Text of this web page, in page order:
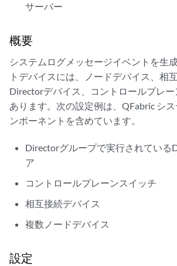
サーバー
概要
システムログメッセージイベントを生
トデバイスには、ノードデバイス、相
Directorデバイス、コントロールプレ
あります。次の設定例は、QFabric シ
ンポーネントを含めています。
Directorグループで実行されている
ア
コントロールプレーンスイッチ
相互接続デバイス
複数ノードデバイス
設定